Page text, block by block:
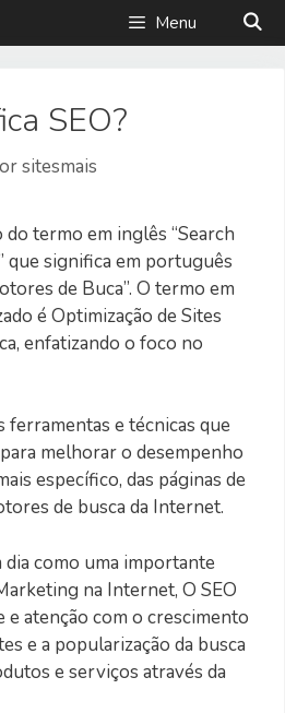
Menu
SEO?
sitesmais
do termo em inglês “Search
que significa em português
de Buca”. O termo em
é Optimização de Sites
enfatizando o foco no
ferramentas e técnicas que
melhorar o desempenho
específico, das páginas de
de busca da Internet.
como uma importante
na Internet, O SEO
atenção com o crescimento
e a popularização da busca
e serviços através da